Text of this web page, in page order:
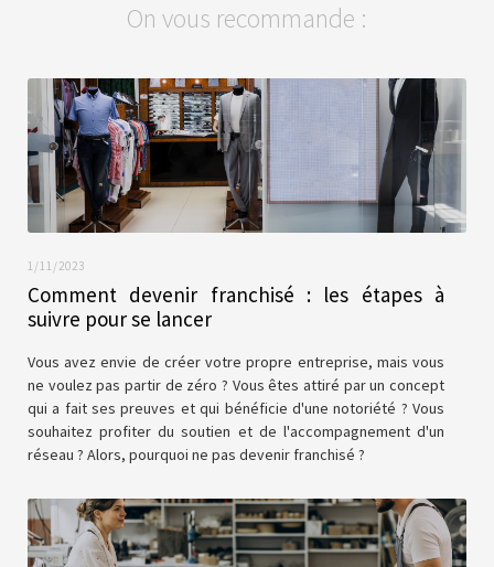
On vous recommande :
1/11/2023
Comment devenir franchisé : les étapes à
suivre pour se lancer
Vous avez envie de créer votre propre entreprise, mais vous
ne voulez pas partir de zéro ? Vous êtes attiré par un concept
qui a fait ses preuves et qui bénéficie d'une notoriété ? Vous
souhaitez profiter du soutien et de l'accompagnement d'un
réseau ? Alors, pourquoi ne pas devenir franchisé ?